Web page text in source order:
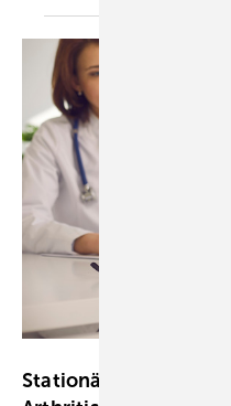
Stationäre Therapie